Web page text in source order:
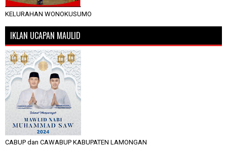
KELURAHAN WONOKUSUMO
IKLAN UCAPAN MAULID
CABUP dan CAWABUP KABUPATEN LAMONGAN